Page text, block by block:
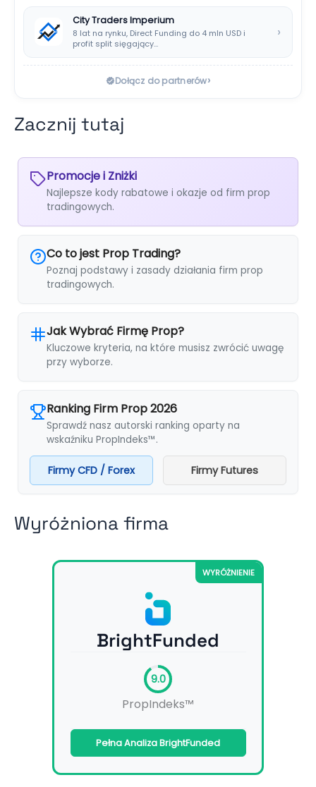
City Traders Imperium
8 lat na rynku, Direct Funding do 4 mln USD i
profit split sięgający…
›
Dołącz do partnerów›
Zacznij tutaj
Promocje i Zniżki
Najlepsze kody rabatowe i okazje od firm prop
tradingowych.
Co to jest Prop Trading?
Poznaj podstawy i zasady działania firm prop
tradingowych.
Jak Wybrać Firmę Prop?
Kluczowe kryteria, na które musisz zwrócić uwagę
przy wyborze.
Ranking Firm Prop 2026
Sprawdź nasz autorski ranking oparty na
wskaźniku PropIndeks™.
Firmy CFD / Forex Firmy Futures
Wyróżniona firma
WYRÓŻNIENIE
BrightFunded
9.0
PropIndeks™
Pełna Analiza BrightFunded